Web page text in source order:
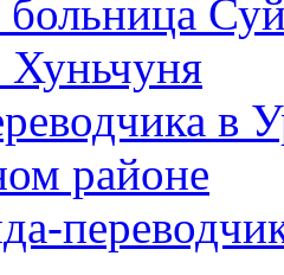
в
районе